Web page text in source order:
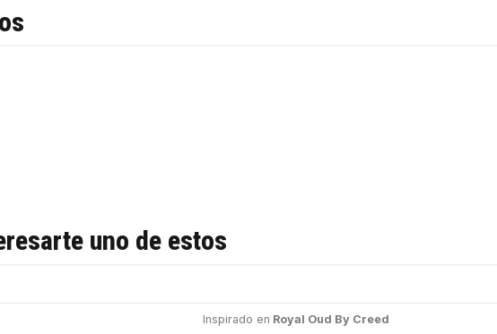
uno de estos
Inspirado en Royal Oud By Creed